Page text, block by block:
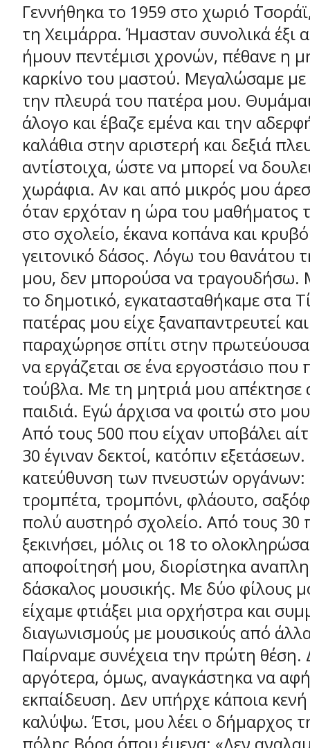
Γεννήθηκα το 1959 στο χωριό
τη Χειμάρρα. Ήμασταν συνολικά έξι
ήμουν πεντέμισι χρονών, πέθανε η
καρκίνο του μαστού. Μεγαλώσαμε με
την πλευρά του πατέρα μου.
άλογο και έβαζε εμένα και την
καλάθια στην αριστερή και δεξιά
αντίστοιχα, ώστε να μπορεί να
χωράφια. Αν και από μικρός μου
όταν ερχόταν η ώρα του μαθήματος
στο σχολείο, έκανα κοπάνα και
γειτονικό δάσος. Λόγω του θανάτου
μου, δεν μπορούσα να τραγουδήσω.
το δημοτικό, εγκατασταθήκαμε στα
πατέρας μου είχε ξαναπαντρευτεί
παραχώρησε σπίτι στην πρωτεύουσα.
να εργάζεται σε ένα εργοστάσιο που
τούβλα. Με τη μητριά μου απέκτησε
παιδιά. Εγώ άρχισα να φοιτώ στο
Από τους 500 που είχαν υποβάλει
30 έγιναν δεκτοί, κατόπιν
κατεύθυνση των πνευστών οργάνων:
τρομπέτα, τρομπόνι, φλάουτο,
πολύ αυστηρό σχολείο. Από τους 30
ξεκινήσει, μόλις οι 18 το
αποφοίτησή μου, διορίστηκα
δάσκαλος μουσικής. Με δύο φίλους
είχαμε φτιάξει μια ορχήστρα και
διαγωνισμούς με μουσικούς από
Παίρναμε συνέχεια την πρώτη θέση.
αργότερα, όμως, αναγκάστηκα να
εκπαίδευση. Δεν υπήρχε κάποια
καλύψω. Έτσι, μου λέει ο δήμαρχος